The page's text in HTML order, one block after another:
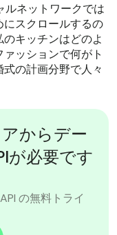
ネットワークでは
スクロールするの
キッチンはどのよ
ッションで何がト
の計画分野で人々
からデー
が必要です
の無料トライ